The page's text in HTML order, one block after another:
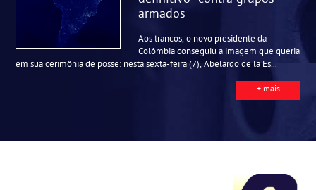
armados
Aos trancos, o novo presidente da
Colômbia conseguiu a imagem que queria
em sua cerimônia de posse: nesta sexta-feira (7), Abelardo de la Es...
+ mais